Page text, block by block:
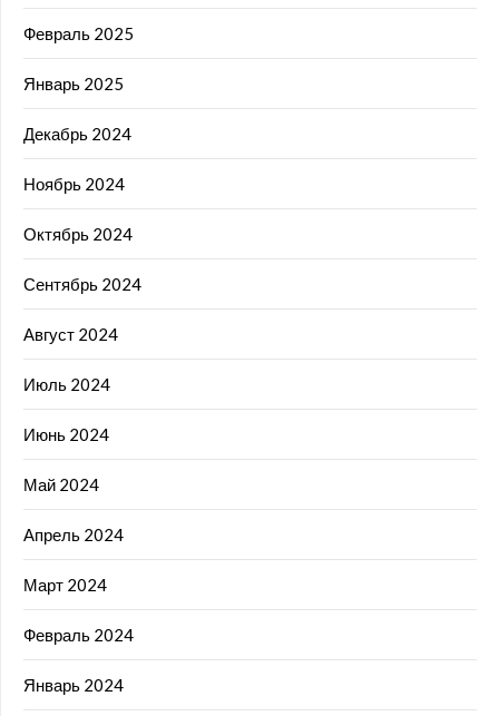
Февраль 2025
Январь 2025
Декабрь 2024
Ноябрь 2024
Октябрь 2024
Сентябрь 2024
Август 2024
Июль 2024
Июнь 2024
Май 2024
Апрель 2024
Март 2024
Февраль 2024
Январь 2024